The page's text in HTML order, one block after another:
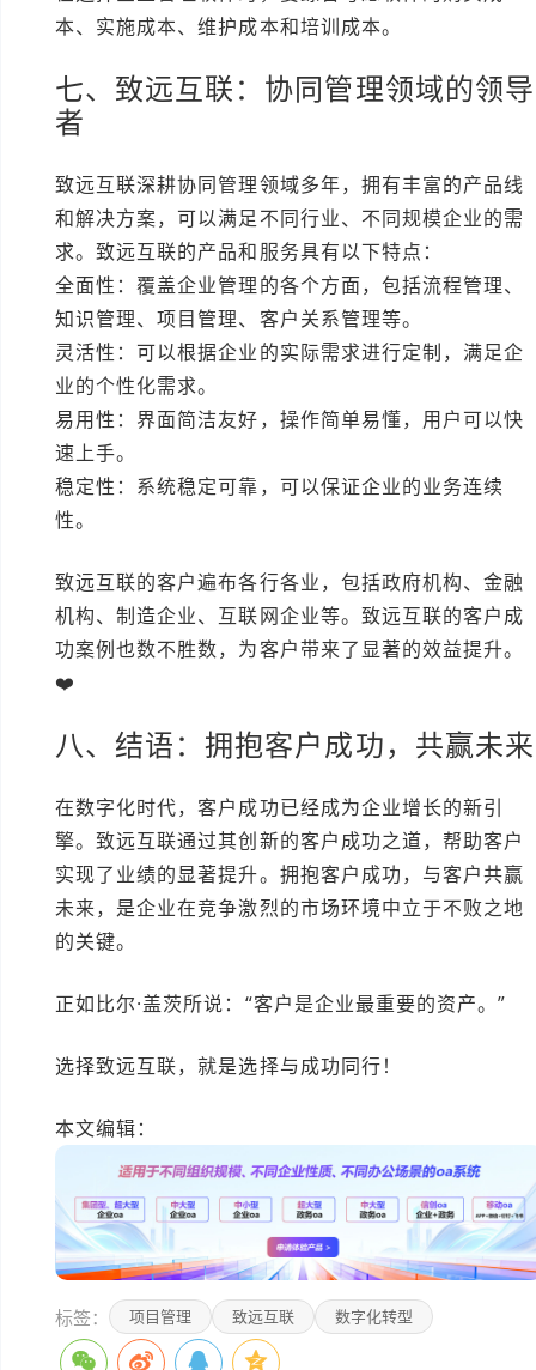
本、实施成本、维护成本和培训成本。
七、致远互联：协同管理领域的领导
者
致远互联深耕协同管理领域多年，拥有丰富的产品线
和解决方案，可以满足不同行业、不同规模企业的需
求。致远互联的产品和服务具有以下特点：
全面性：覆盖企业管理的各个方面，包括流程管理、
知识管理、项目管理、客户关系管理等。
灵活性：可以根据企业的实际需求进行定制，满足企
业的个性化需求。
易用性：界面简洁友好，操作简单易懂，用户可以快
速上手。
稳定性：系统稳定可靠，可以保证企业的业务连续
性。
致远互联的客户遍布各行各业，包括政府机构、金融
机构、制造企业、互联网企业等。致远互联的客户成
功案例也数不胜数，为客户带来了显著的效益提升。
❤️
八、结语：拥抱客户成功，共赢未来
在数字化时代，客户成功已经成为企业增长的新引
擎。致远互联通过其创新的客户成功之道，帮助客户
实现了业绩的显著提升。拥抱客户成功，与客户共赢
未来，是企业在竞争激烈的市场环境中立于不败之地
的关键。
正如比尔·盖茨所说：“客户是企业最重要的资产。”
选择致远互联，就是选择与成功同行！
本文编辑：
标签： 项目管理 致远互联 数字化转型